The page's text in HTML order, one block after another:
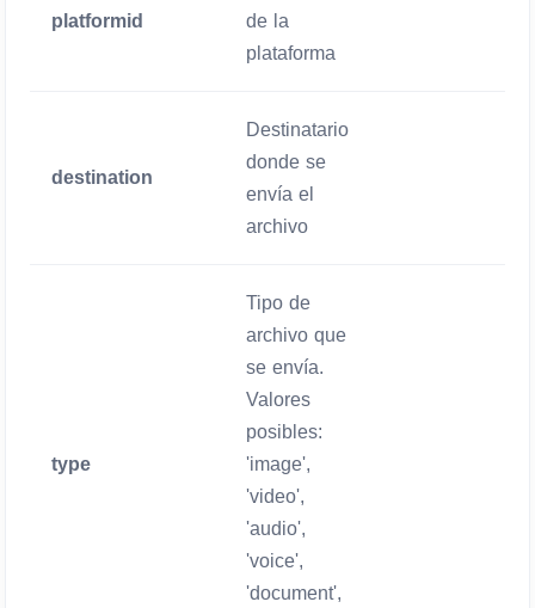
platformid
de la
plataforma
destination
Destinatario
donde se
envía el
archivo
type
Tipo de
archivo que
se envía.
Valores
posibles:
'image',
'video',
'audio',
'voice',
'document',